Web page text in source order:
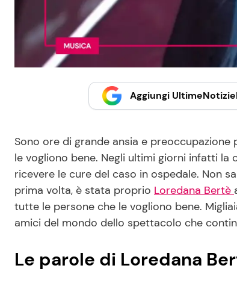
Aggiungi
Sono ore di grande ansia e
le vogliono bene. Negli ultimi giorni infatti
ricevere le cure del caso in ospedale. Non
prima volta, è stata proprio Loredana Bertè
tutte le persone che le vogliono bene.
amici del mondo dello spettacolo che
Le parole di Loredana